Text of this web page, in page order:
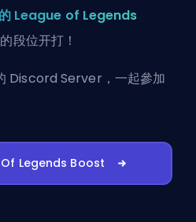
League of Legends
段位开打！
Discord Server ，一起參加
Of Legends Boost